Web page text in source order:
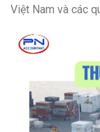
Việt Nam và các